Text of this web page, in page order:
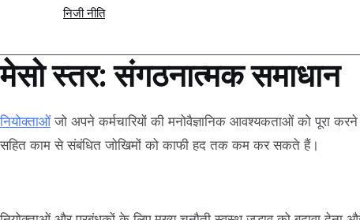
निजी नीति
मेसो स्तर: संगठनात्मक समाधान
नियोक्ताओंजो अपने कर्मचारियों की मनोवैज्ञानिक आवश्यकताओं को पूरा
सहित काम से संबंधित जोखिमों को काफी हद तक कम कर सकते हैं।